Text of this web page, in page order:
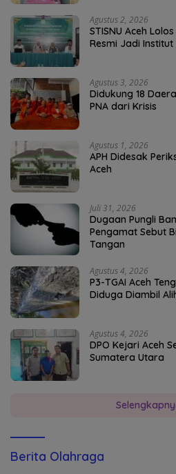
Agustus 2, 2026
STISNU Aceh
Resmi Jadi Institut
Agustus 3, 2026
Didukung 18
PNA dari Krisis
Agustus 1, 2026
APH Didesak
Aceh
Juli 31, 2026
Dugaan Pungli
Pengamat Sebut
Tangan
Agustus 4, 2026
P3-TGAI Aceh
Diduga Diambil
Agustus 4, 2026
DPO Kejari Aceh
Sumatera Utara
Berita Olahraga